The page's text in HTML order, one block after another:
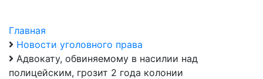
Главная
Новости уголовного права
Адвокату, обвиняемому в насилии над
полицейским, грозит 2 года колонии